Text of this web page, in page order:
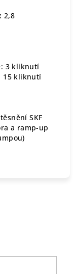
2,8
3 kliknutí
15 kliknutí
SKF
a ramp-up